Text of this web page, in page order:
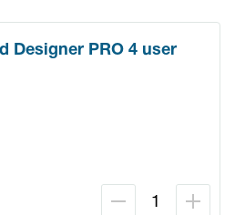
Designer PRO 4 user